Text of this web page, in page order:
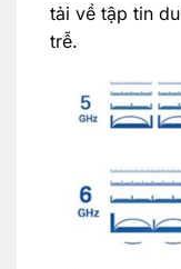
tải về tập tin
trễ.